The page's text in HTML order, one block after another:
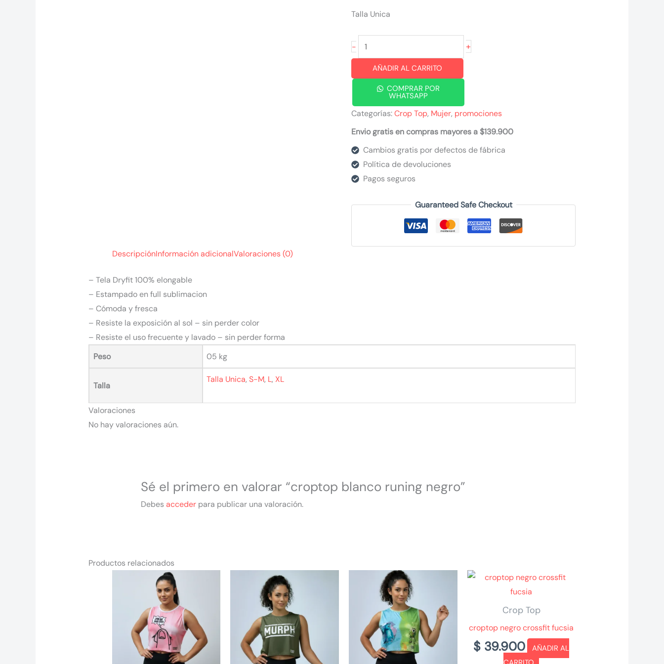
Talla Unica
-
croptop
blanco
runing
negro
cantidad
+
AÑADIR AL CARRITO
COMPRAR POR
WHATSAPP
Categorías:Crop Top, Mujer, promociones
Envio gratis en compras mayores a $139.900
Cambios gratis por defectos de fábrica
Política de devoluciones
Pagos seguros
Guaranteed Safe Checkout
DescripciónInformación adicionalValoraciones (0)
– Tela Dryfit 100% elongable
– Estampado en full sublimacion
– Cómoda y fresca
– Resiste la exposición al sol – sin perder color
– Resiste el uso frecuente y lavado – sin perder forma
Peso
05 kg
Talla
Talla Unica, S-M, L, XL
Valoraciones
No hay valoraciones aún.
Sé el primero en valorar “croptop blanco runing negro”
Debesacceder para publicar una valoración.
Productos relacionados
Crop Top
croptop negro crossfit fucsia
$ 39.900
AÑADIR AL